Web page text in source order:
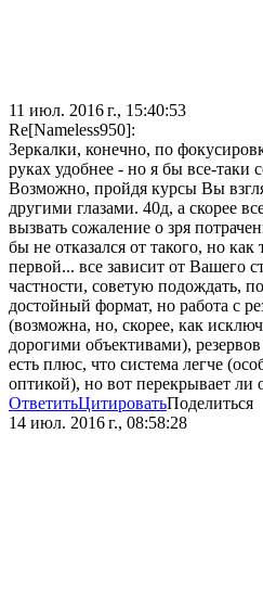
11 июл. 2016 г., 15:40:53
Re[Nameless950]:
Зеркалки, конечно, по
руках удобнее - но я бы все-таки
Возможно, пройдя курсы Вы
другими глазами. 40д, а скорее
вызвать сожаление о зря
бы не отказался от такого, но
первой... все зависит от Вашего
частности, советую подождать,
достойный формат, но работа с
(возможна, но, скорее, как
дорогими объективами),
есть плюс, что система легче
оптикой), но вот перекрывает ли
ОтветитьЦитироватьПоделиться
14 июл. 2016 г., 08:58:28